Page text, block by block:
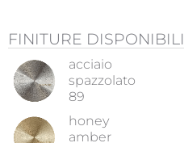
FINITURE DISPONIBILI
acciaio
spazzolato
89
honey
amber